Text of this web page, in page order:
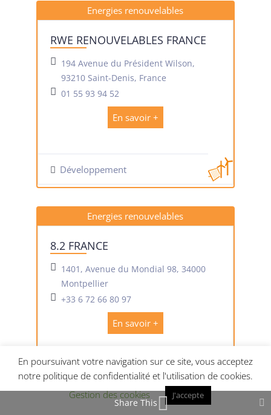
Energies renouvelables
RWE RENOUVELABLES FRANCE
194 Avenue du Président Wilson,
93210 Saint-Denis, France
01 55 93 94 52
En savoir +
Développement
Energies renouvelables
8.2 FRANCE
1401, Avenue du Mondial 98, 34000
Montpellier
+33 6 72 66 80 97
En savoir +
Bureaux d’étude
En poursuivant votre navigation sur ce site, vous acceptez
notre politique de confidentialité et l'utilisation de cookies.
Gestion des cookies
J'accepte
Share This